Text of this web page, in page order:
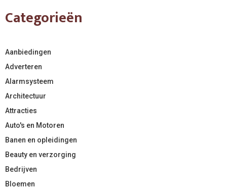
Categorieën
Aanbiedingen
Adverteren
Alarmsysteem
Architectuur
Attracties
Auto's en Motoren
Banen en opleidingen
Beauty en verzorging
Bedrijven
Bloemen